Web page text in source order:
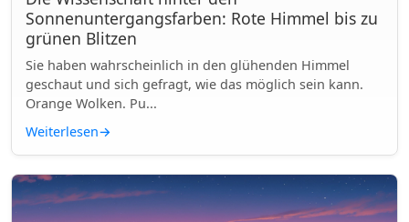
Sonnenuntergangsfarben: Rote Himmel bis zu
grünen Blitzen
Sie haben wahrscheinlich in den glühenden Himmel
geschaut und sich gefragt, wie das möglich sein kann.
Orange Wolken. Pu...
Weiterlesen→